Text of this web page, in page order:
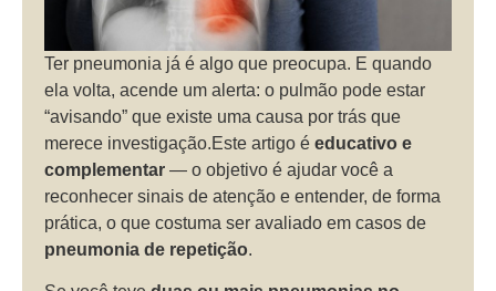
Ter pneumonia já é algo que preocupa. E quando
ela volta, acende um alerta: o pulmão pode estar
“avisando” que existe uma causa por trás que
merece investigação.Este artigo é educativo e
complementar — o objetivo é ajudar você a
reconhecer sinais de atenção e entender, de forma
prática, o que costuma ser avaliado em casos de
pneumonia de repetição.